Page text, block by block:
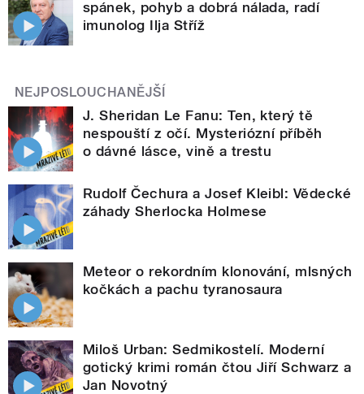
spánek, pohyb a dobrá nálada, radí
imunolog Ilja Stříž
NEJPOSLOUCHANĚJŠÍ
J. Sheridan Le Fanu: Ten, který tě
nespouští z očí. Mysteriózní příběh
o dávné lásce, vině a trestu
Rudolf Čechura a Josef Kleibl: Vědecké
záhady Sherlocka Holmese
Meteor o rekordním klonování, mlsných
kočkách a pachu tyranosaura
Miloš Urban: Sedmikostelí. Moderní
gotický krimi román čtou Jiří Schwarz a
Jan Novotný